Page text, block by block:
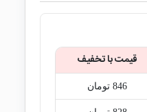
قیمت با تخفیف
846‎ تومان